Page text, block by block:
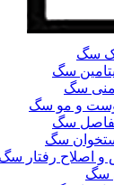
سگ
سگ
سگ
و مو سگ
سگ
سگ
و اصلاح رفتار سگ
سگ